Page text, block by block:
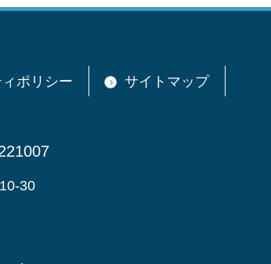
ポリシー サイトマップ
30